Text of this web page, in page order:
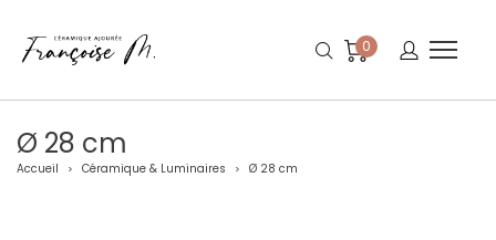
0
Ø 28 cm
Accueil > Céramique & Luminaires > Ø 28 cm